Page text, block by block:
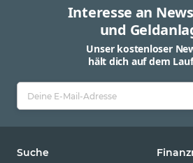
Interesse an News
und
Unser kostenloser
hält dich auf dem
Suche